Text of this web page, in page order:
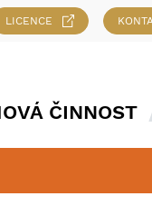
LICENCE
ČINNOST